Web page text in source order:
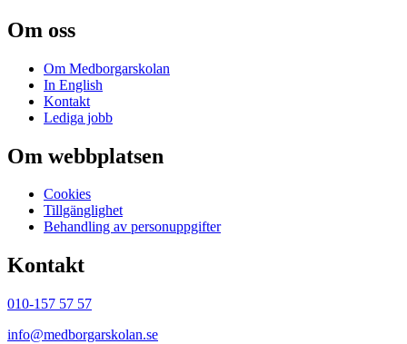
Om oss
Om Medborgarskolan
In English
Kontakt
Lediga jobb
Om webbplatsen
Cookies
Tillgänglighet
Behandling av personuppgifter
Kontakt
010-157 57 57
info@medborgarskolan.se